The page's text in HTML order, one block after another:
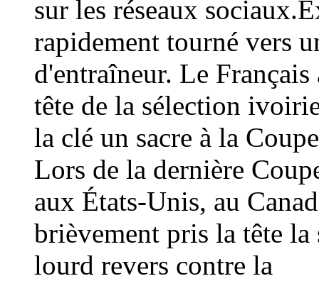
sur les réseaux
rapidement tourné vers
d'entraîneur. Le
tête de la sélection
la clé un sacre à la
Lors de la dernière
aux États-Unis, au
brièvement pris la tête
lourd revers contre la